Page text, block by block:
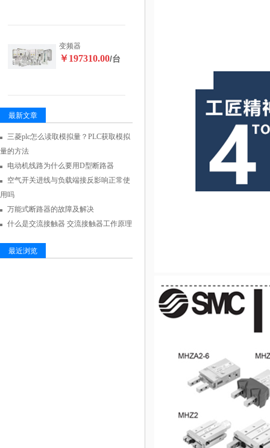
变频器
￥197310.00/台
最新文章
三菱plc怎么读取模拟量？PLC获取模拟
量的方法
电动机线路为什么要用D型断路器
空气开关进线与负载端接反影响正常使
用吗
万能式断路器的故障及解决
什么是交流接触器 交流接触器工作原理
最近浏览